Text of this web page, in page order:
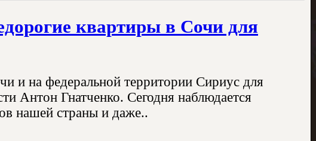
квартиры в Сочи для
и на федеральной территории Сириус для
Антон Гнатченко. Сегодня наблюдается
нашей страны и даже..